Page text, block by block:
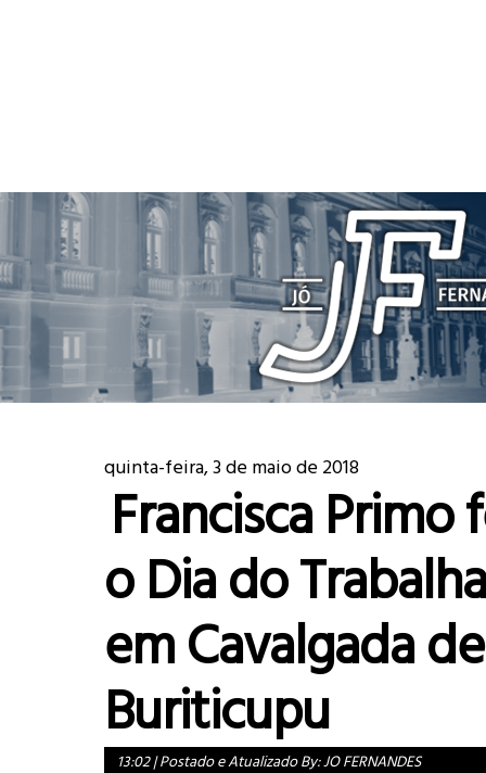
quinta-feira, 3 de maio de 2018
Francisca Primo
o Dia do
em Cavalgada de
Buriticupu
13:02|Postado e Atualizado By:JO FERNANDES